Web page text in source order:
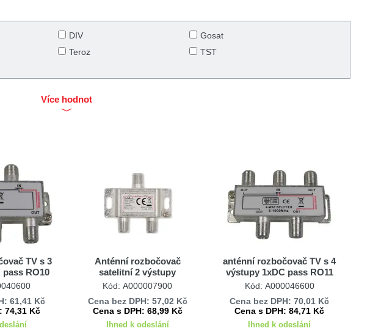
DIV
Gosat
Teroz TST
Více hodnot
TV s 3
RO10
61,41 Kč
74,31 Kč
Anténní rozbočovač
satelitní 2 výstupy
SSPL210ME Nedis
Kód: A000007900
Cena bez DPH: 57,02 Kč
Cena s DPH: 68,99 Kč
Ihned k odeslání
anténní rozbočovač TV s 4
výstupy 1xDC pass RO11
Kód: A000046600
Cena bez DPH: 70,01 Kč
Cena s DPH: 84,71 Kč
Ihned k odeslání